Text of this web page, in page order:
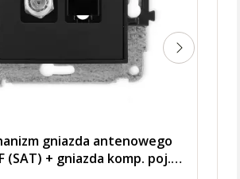
gniazda antenowego
(SAT) + gniazda komp. poj.